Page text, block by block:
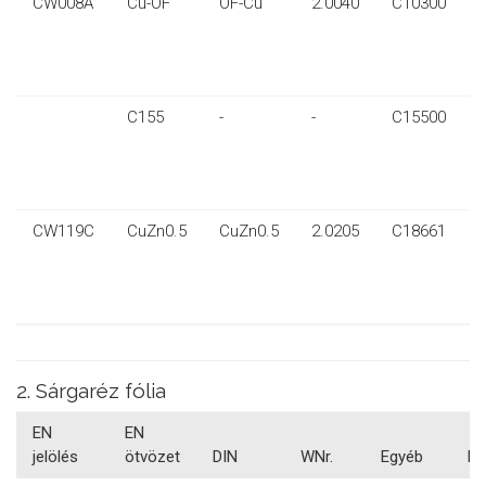
C155 - - C15500
CW119C CuZn0.5 CuZn0.5 2.0205 C18661
2. Sárgaréz fólia
EN
jelölés
EN
ötvözet
DIN WNr. Egyéb